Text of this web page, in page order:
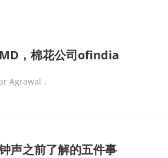
，棉花公司ofindia
Agrawal，
声之前了解的五件事